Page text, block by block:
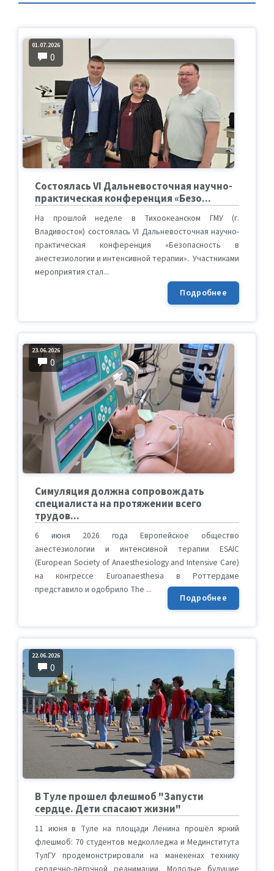
01.07.2026
0
Состоялась VI Дальневосточная научно-
практическая конференция «Безо...
На прошлой неделе в Тихоокеанском ГМУ (г.
Владивосток) состоялась VI Дальневосточная научно-
практическая конференция «Безопасность в
анестезиологии и интенсивной терапии». Участниками
мероприятия стал...
Подробнее
23.06.2026
0
Симуляция должна сопровождать
специалиста на протяжении всего
трудов...
6 июня 2026 года Европейское общество
анестезиологии и интенсивной терапии ESAIC
(European Society of Anaesthesiology and Intensive Care)
на конгрессе Euroanaesthesia в Роттердаме
представило и одобрило The ...
Подробнее
22.06.2026
0
В Туле прошел флешмоб "Запусти
сердце. Дети спасают жизни"
11 июня в Туле на площади Ленина прошёл яркий
флешмоб: 70 студентов медколледжа и Мединститута
ТулГУ продемонстрировали на манекенах технику
сердечно-лёгочной реанимации. Молодые будущие